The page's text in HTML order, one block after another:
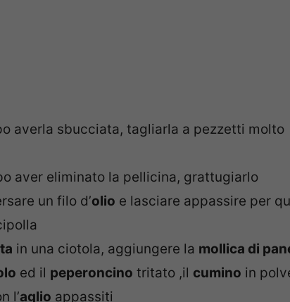
averla sbucciata, tagliarla a pezzetti molto
aver eliminato la pellicina, grattugiarlo
un filo d’olio e lasciare appassire per
in una ciotola, aggiungere la mollica di
ed il peperoncino tritato ,il cumino in
l’aglio appassiti